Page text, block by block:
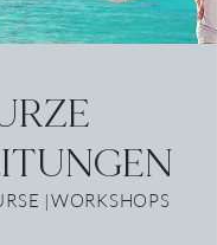
|WORKSHOPS